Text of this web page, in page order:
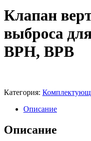
Клапан
выброса
ВРН, ВРВ
Категория:
Описание
Описание